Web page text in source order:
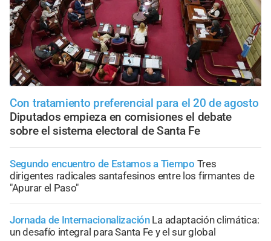
Con tratamiento preferencial para el 20 de agosto
Diputados empieza en comisiones el debate
sobre el sistema electoral de Santa Fe
Segundo encuentro de Estamos a Tiempo Tres
dirigentes radicales santafesinos entre los firmantes de
"Apurar el Paso"
Jornada de Internacionalización La adaptación climática:
un desafío integral para Santa Fe y el sur global